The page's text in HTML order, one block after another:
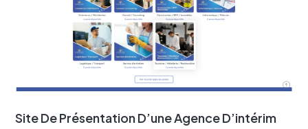
Site De Présentation D’une Agence D’intérim